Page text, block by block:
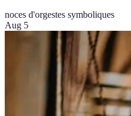
noces d'orgestes symboliques
Aug 5